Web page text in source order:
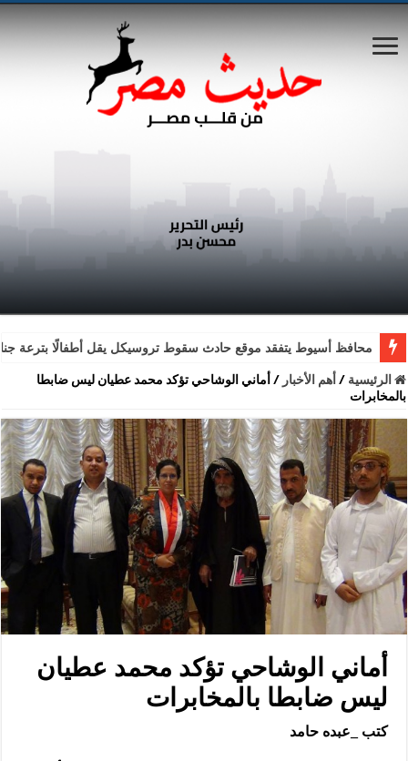
محافظ أسيوط يتفقد موقع حادث سقوط تروسيكل يقل أطفالًا بترعة
الرئيسية /أهم الأخبار /أماني الوشاحي تؤكد محمد عطيان ليس ضابطا
بالمخابرات
أماني الوشاحي تؤكد محمد عطيان
ليس ضابطا بالمخابرات
كتب _عبده حامد